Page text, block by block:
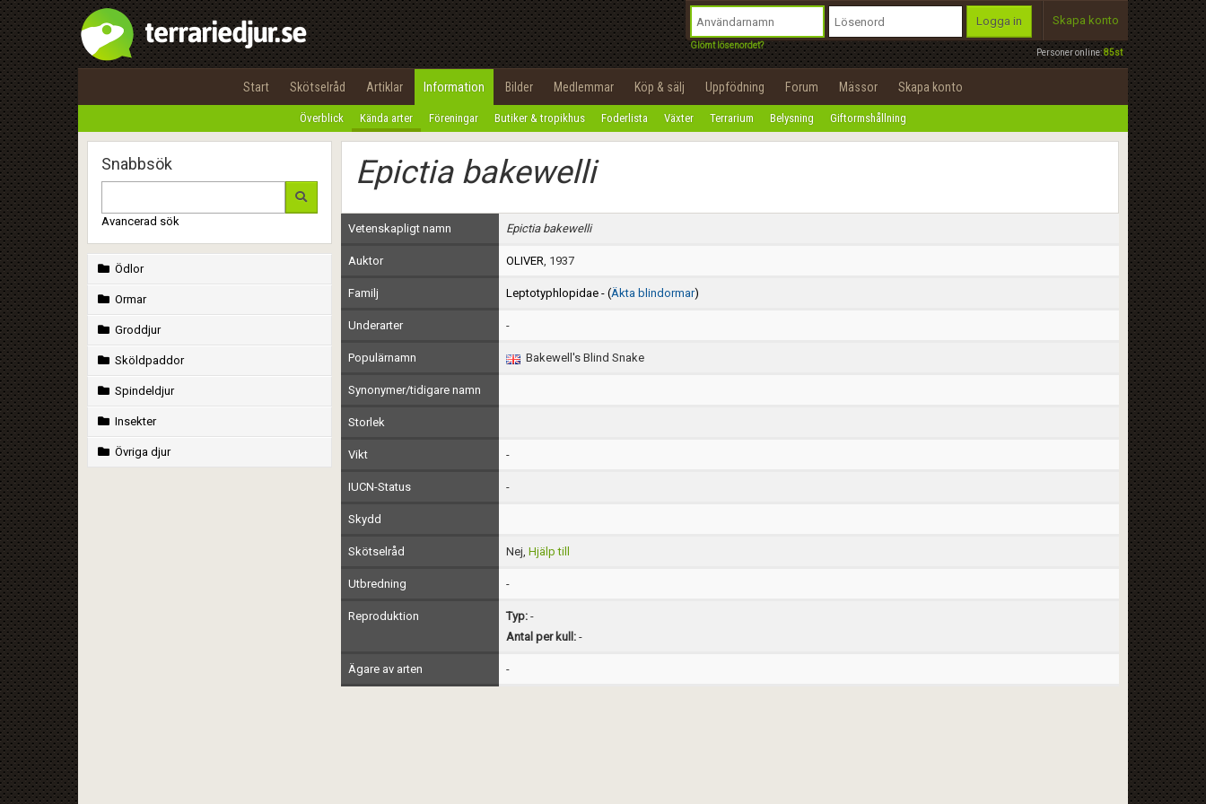
Personer online:85st
Logga in
Glömt lösenordet?
Skapa konto
Start Skötselråd Artiklar Information Bilder Medlemmar Köp & sälj Uppfödning Forum Mässor Skapa konto
Överblick Kända arter Föreningar Butiker & tropikhus Foderlista Växter Terrarium Belysning Giftormshållning
Snabbsök
Avancerad sök
Ödlor
Ormar
Groddjur
Sköldpaddor
Spindeldjur
Insekter
Övriga djur
Epictia bakewelli
Vetenskapligt namn Epictia bakewelli
Auktor OLIVER, 1937
Familj Leptotyphlopidae - (Äkta blindormar)
Underarter -
Populärnamn Bakewell's Blind Snake
Synonymer/tidigare namn
Storlek
Vikt -
IUCN-Status -
Skydd
Skötselråd Nej, Hjälp till
Utbredning -
Reproduktion Typ:-
Antal per kull:-
Ägare av arten -
Utför
100%
OK
integritetspolicy
Namn:
Epost:
Användarnamn:
Lösenord:
Privacy Policy
Terms of Service
Begär nytt lösenord
Tillbaka till förstasidan